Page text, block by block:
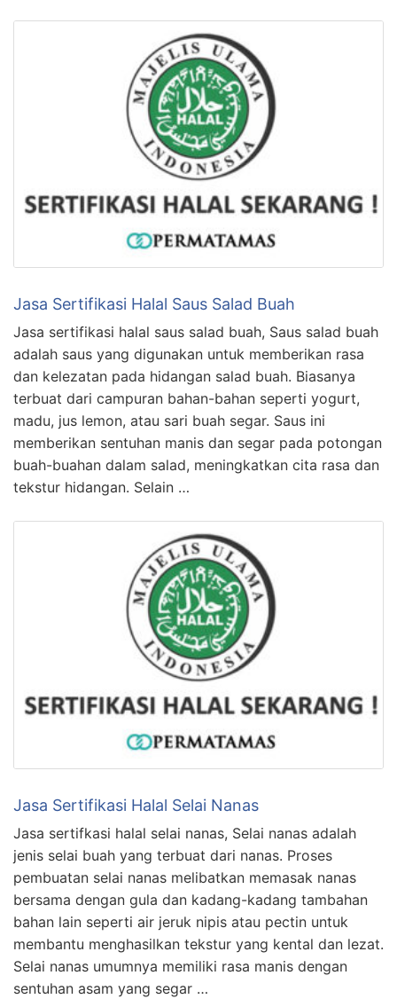
Jasa Sertifikasi Halal Saus Salad Buah
Jasa sertifikasi halal saus salad buah, Saus salad buah
adalah saus yang digunakan untuk memberikan rasa
dan kelezatan pada hidangan salad buah. Biasanya
terbuat dari campuran bahan-bahan seperti yogurt,
madu, jus lemon, atau sari buah segar. Saus ini
memberikan sentuhan manis dan segar pada potongan
buah-buahan dalam salad, meningkatkan cita rasa dan
tekstur hidangan. Selain …
Jasa Sertifikasi Halal Selai Nanas
Jasa sertifkasi halal selai nanas, Selai nanas adalah
jenis selai buah yang terbuat dari nanas. Proses
pembuatan selai nanas melibatkan memasak nanas
bersama dengan gula dan kadang-kadang tambahan
bahan lain seperti air jeruk nipis atau pectin untuk
membantu menghasilkan tekstur yang kental dan lezat.
Selai nanas umumnya memiliki rasa manis dengan
sentuhan asam yang segar …